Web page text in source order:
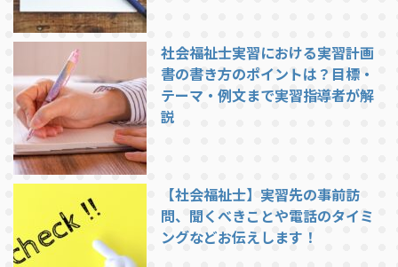
社会福祉士実習における実習計画
書の書き方のポイントは？目標・
テーマ・例文まで実習指導者が解
説
【社会福祉士】実習先の事前訪
問、聞くべきことや電話のタイミ
ングなどお伝えします！